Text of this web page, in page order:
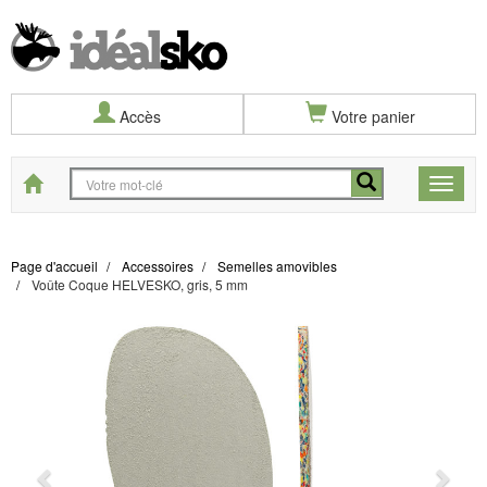
Accès Votre panier
Toggle
Start
Page d'accueil Accessoires
Semelles amovibles
Voûte Coque HELVESKO, gris, 5 mm